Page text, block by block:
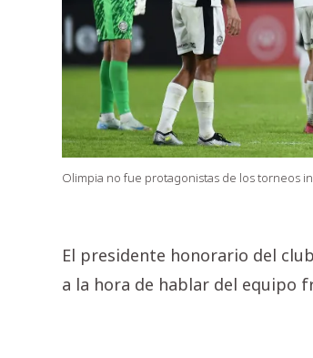
Olimpia no fue protagonistas de los torneos
El presidente honorario del
a la hora de hablar del equipo